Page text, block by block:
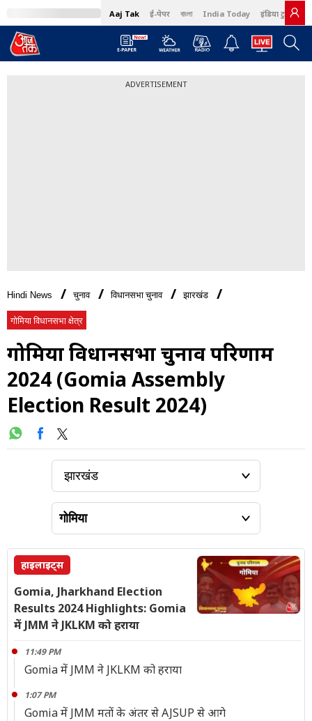
Aaj Tak ई-पेपर বাংলা India Today इंडिया टुडे हिंदी
ADVERTISEMENT
Hindi News चुनाव विधानसभा चुनाव झारखंड
गोमिया विधानसभा क्षेत्र
गोमिया विधानसभा चुनाव परिणाम
2024 (Gomia Assembly
Election Result 2024)
हाइलाइट्स
Gomia, Jharkhand Election
Results 2024 Highlights: Gomia
में JMM ने JKLKM को हराया
11:49 PM
Gomia में JMM ने JKLKM को हराया
1:07 PM
Gomia में JMM मतों के अंतर से AJSUP से आगे